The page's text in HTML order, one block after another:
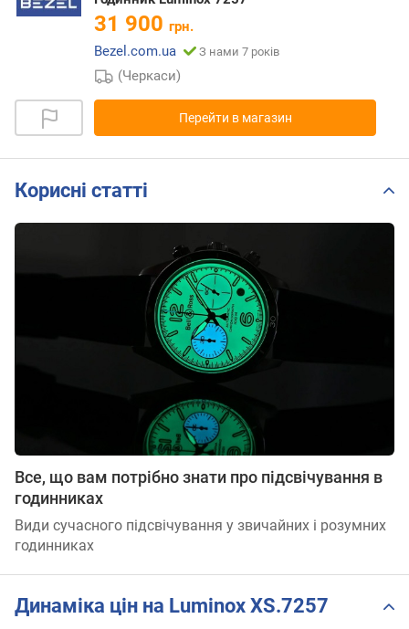
31 900 грн.
Bezel.com.ua
З нами 7 років
(Черкаси)
Перейти в магазин
Корисні статті
Все, що вам потрібно знати про підсвічування в
годинниках
Види сучасного підсвічування у звичайних і розумних
годинниках
Динаміка цін на Luminox XS.7257